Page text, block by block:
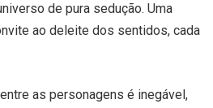
de pura sedução. Uma
ao deleite dos sentidos, cada
as personagens é inegável,